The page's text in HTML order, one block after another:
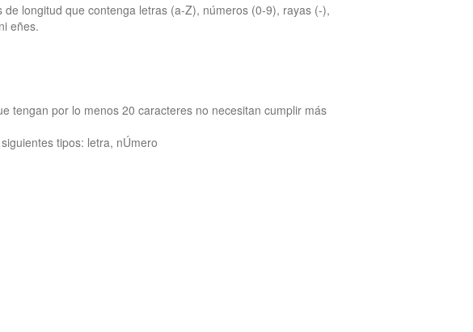
longitud que contenga letras (a-Z), números (0-9), rayas (-),
eñes.
tengan por lo menos 20 caracteres no necesitan cumplir más
tipos: letra, nÚmero